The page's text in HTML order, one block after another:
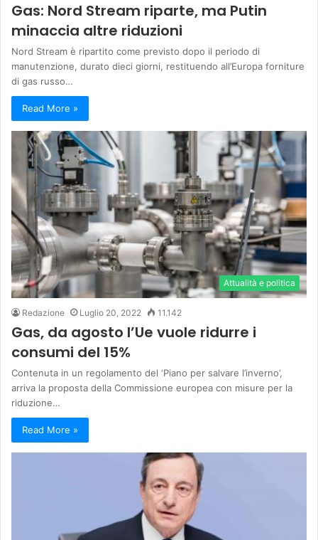
Gas: Nord Stream riparte, ma Putin
minaccia altre riduzioni
Nord Stream è ripartito come previsto dopo il periodo di
manutenzione, durato dieci giorni, restituendo all’Europa forniture
di gas russo…
Read More »
Attualità e politica
Redazione Luglio 20, 2022 11.142
Gas, da agosto l’Ue vuole ridurre i
consumi del 15%
Contenuta in un regolamento del ‘Piano per salvare l’inverno’,
arriva la proposta della Commissione europea con misure per la
riduzione…
Read More »